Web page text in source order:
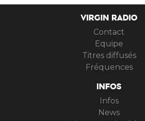
VIRGIN RADIO
Contact
Equipe
Titres diffusés
Fréquences
INFOS
Infos
News